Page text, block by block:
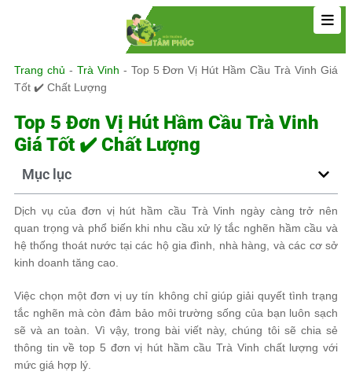
Trang chủ - Trà Vinh - Top 5 Đơn Vị Hút Hầm Cầu Trà Vinh Giá
Tốt ✔️ Chất Lượng
Top 5 Đơn Vị Hút Hầm Cầu Trà Vinh
Giá Tốt ✔️ Chất Lượng
Mục lục
Dịch vụ của đơn vị hút hầm cầu Trà Vinh ngày càng trở nên
quan trọng và phổ biến khi nhu cầu xử lý tắc nghẽn hầm cầu và
hệ thống thoát nước tại các hộ gia đình, nhà hàng, và các cơ sở
kinh doanh tăng cao.
Việc chọn một đơn vị uy tín không chỉ giúp giải quyết tình trạng
tắc nghẽn mà còn đảm bảo môi trường sống của bạn luôn sạch
sẽ và an toàn. Vì vậy, trong bài viết này, chúng tôi sẽ chia sẻ
thông tin về top 5 đơn vị hút hầm cầu Trà Vinh chất lượng với
mức giá hợp lý.